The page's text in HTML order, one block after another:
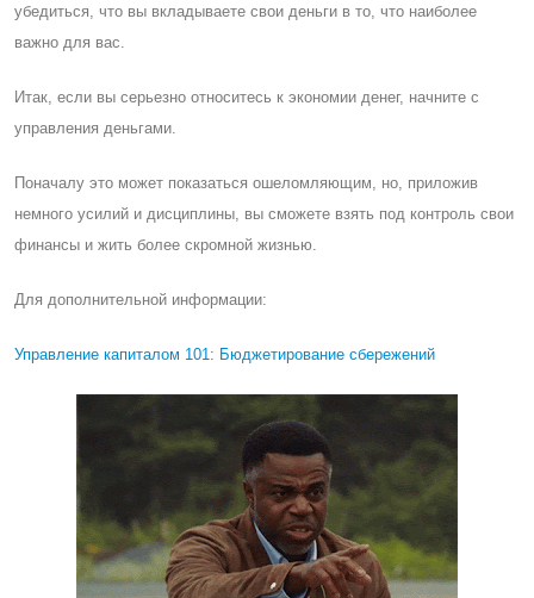
убедиться, что вы вкладываете свои деньги в то, что наиболее
важно для вас.
Итак, если вы серьезно относитесь к экономии денег, начните с
управления деньгами.
Поначалу это может показаться ошеломляющим, но, приложив
немного усилий и дисциплины, вы сможете взять под контроль свои
финансы и жить более скромной жизнью.
Для дополнительной информации:
Управление капиталом 101: Бюджетирование сбережений